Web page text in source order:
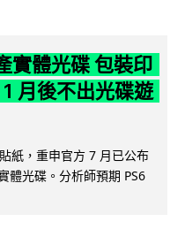
實體光碟 包裝印
月後不出光碟遊
紙，重申官方 7 月已公布
體光碟。分析師預期 PS6